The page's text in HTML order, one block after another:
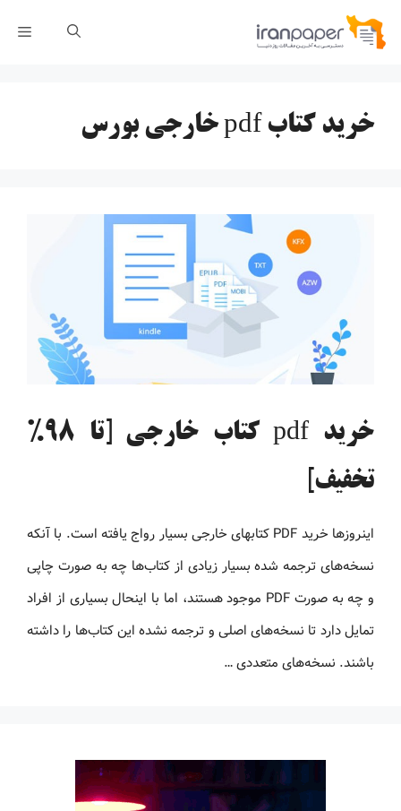
پرش
خرید کتاب pdf خارجی بورس
خرید pdf کتاب خارجی [تا 98%
تخفیف]
اینروزها خرید PDF کتاب‎های خارجی بسیار رواج یافته است. با آنکه
نسخه‌های ترجمه شده بسیار زیادی از کتاب‌ها چه به صورت چاپی
و چه به صورت PDF موجود هستند، اما با اینحال بسیاری از افراد
تمایل دارد تا نسخه‌های اصلی و ترجمه نشده این کتاب‌ها را داشته
باشند. نسخه‌های متعددی …